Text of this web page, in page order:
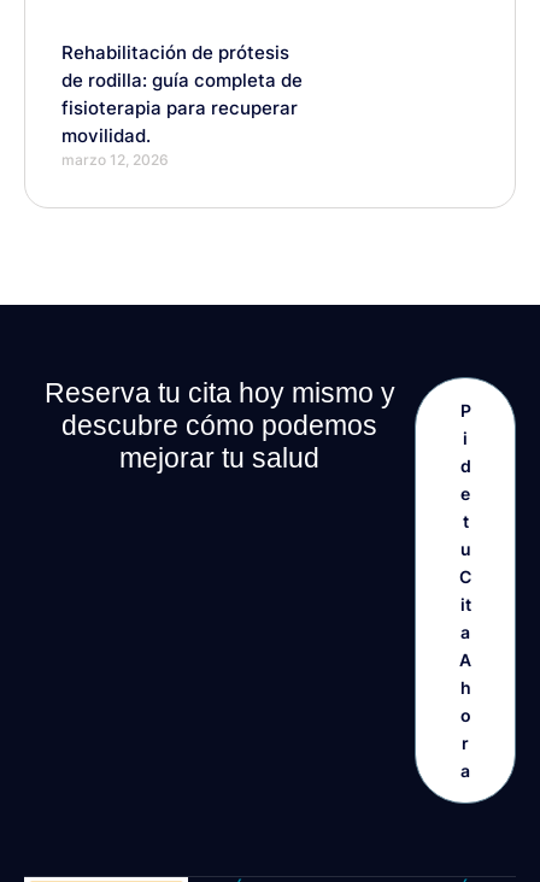
Rehabilitación de prótesis
de rodilla: guía completa de
fisioterapia para recuperar
movilidad.
marzo 12, 2026
Reserva tu cita hoy mismo y
descubre cómo podemos
mejorar tu salud
P
i
d
e
t
u
C
it
a
A
h
o
r
a